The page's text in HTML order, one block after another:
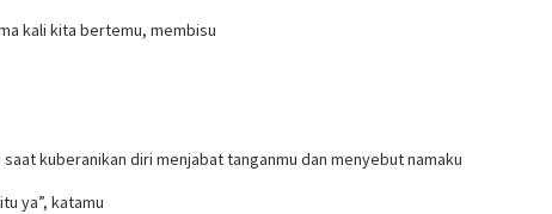
kali kita bertemu, membisu
kuberanikan diri menjabat tanganmu dan menyebut namaku
ya”, katamu